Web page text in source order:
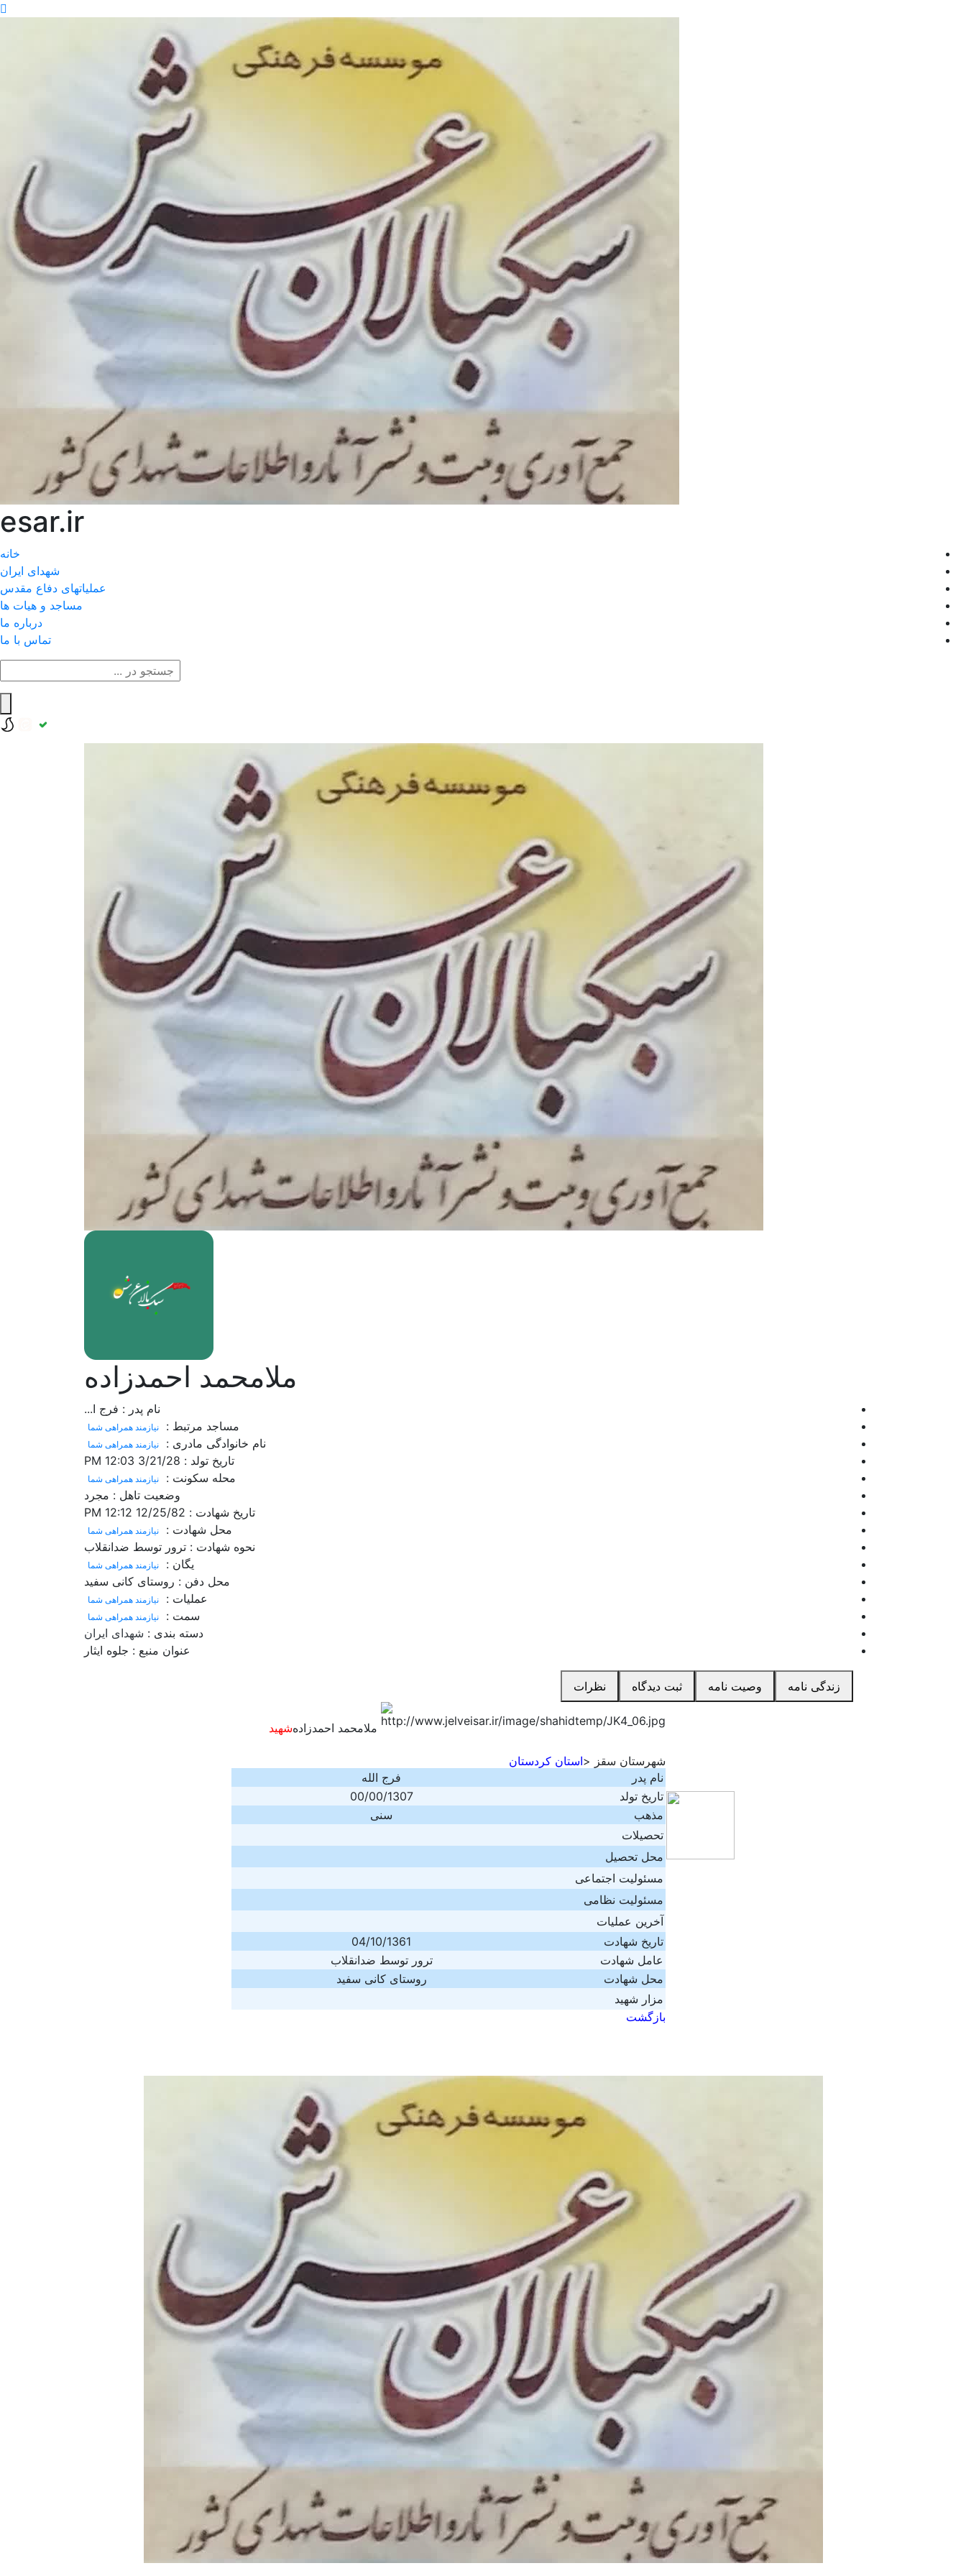
esar.ir
خانه
شهدای ایران
عملیاتهای دفاع مقدس
مساجد و هیات ها
درباره ما
تماس با ما
ملامحمد احمدزاده
نام پدر : فرج ا...
مساجد مرتبط :
نیازمند همراهی شما
نام خانوادگی مادری : نیازمند همراهی شما
تاریخ تولد : 3/21/28 12:03 PM
محله سکونت :
نیازمند همراهی شما
وضعیت تاهل : مجرد
تاریخ شهادت : 12/25/82 12:12 PM
محل شهادت :
نیازمند همراهی شما
نحوه شهادت : ترور توسط ضدانقلاب
یگان :
نیازمند همراهی شما
محل دفن : روستای کانی سفید
عملیات :
نیازمند همراهی شما
سمت : نیازمند همراهی شما
دسته بندی : شهدای ایران
عنوان منبع : جلوه ایثار
زندگی نامه وصیت نامه ثبت دیدگاه نظرات
شهیدملامحمد احمدزاده
استان کردستان> شهرستان سقز
فرج الله
نام پدر
00/00/1307
تاریخ تولد
سنی
مذهب
تحصیلات
محل تحصیل
مسئولیت اجتماعی
مسئولیت نظامی
آخرین عملیات
04/10/1361
تاریخ شهادت
ترور توسط ضدانقلاب
عامل شهادت
روستای کانی سفید
محل شهادت
مزار شهید
بازگشت